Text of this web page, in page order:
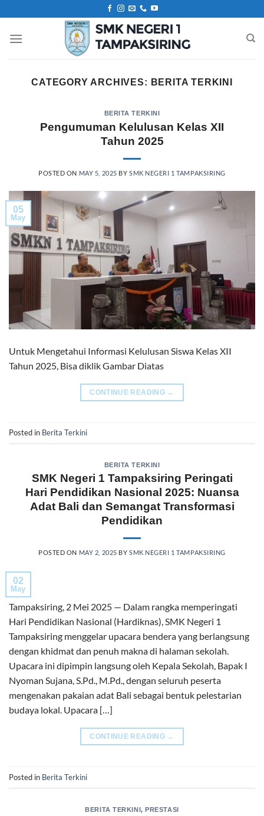
to
content
CATEGORY ARCHIVES: BERITA TERKINI
BERITA TERKINI
Pengumuman Kelulusan Kelas XII
Tahun 2025
POSTED ON MAY 5, 2025 BYSMK NEGERI 1 TAMPAKSIRING
05
May
Untuk Mengetahui Informasi Kelulusan Siswa Kelas XII
Tahun 2025, Bisa diklik Gambar Diatas
CONTINUE READING →
Posted in Berita Terkini
BERITA TERKINI
SMK Negeri 1 Tampaksiring Peringati
Hari Pendidikan Nasional 2025: Nuansa
Adat Bali dan Semangat Transformasi
Pendidikan
POSTED ON MAY 2, 2025 BYSMK NEGERI 1 TAMPAKSIRING
02
May
Tampaksiring, 2 Mei 2025 — Dalam rangka memperingati
Hari Pendidikan Nasional (Hardiknas), SMK Negeri 1
Tampaksiring menggelar upacara bendera yang berlangsung
dengan khidmat dan penuh makna di halaman sekolah.
Upacara ini dipimpin langsung oleh Kepala Sekolah, Bapak I
Nyoman Sujana, S.Pd., M.Pd., dengan seluruh peserta
mengenakan pakaian adat Bali sebagai bentuk pelestarian
budaya lokal. Upacara […]
CONTINUE READING →
Posted in Berita Terkini
BERITA TERKINI,PRESTASI